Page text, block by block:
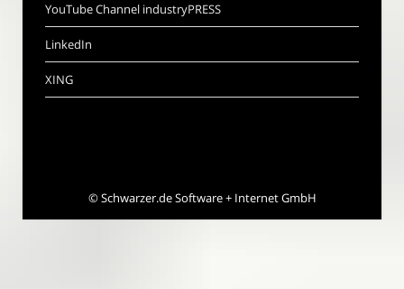
YouTube Channel industryPRESS
LinkedIn
XING
©Schwarzer.de Software + Internet GmbH